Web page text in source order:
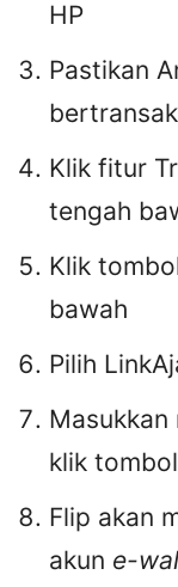
HP
Pastikan
Klik fitur
tengah
Klik
bawah
Pilih
Masukkan
klik
Flip akan
akun e-